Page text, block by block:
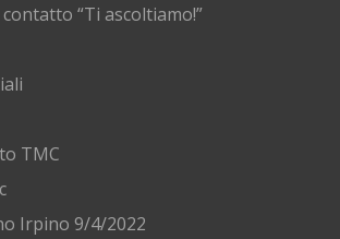
“Ti ascoltiamo!”
TMC
Irpino 9/4/2022